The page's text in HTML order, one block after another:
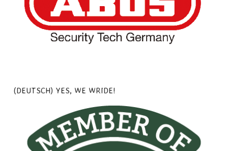
(DEUTSCH) YES, WE WRIDE!